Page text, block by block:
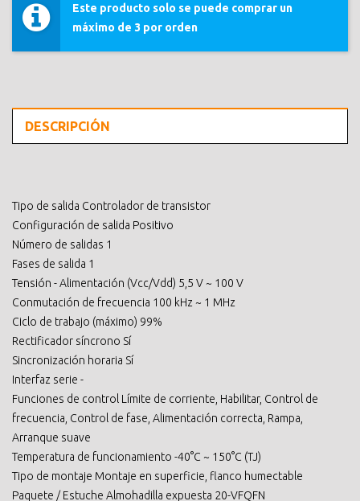
Este producto solo se puede comprar un
máximo de 3 por orden
DESCRIPCIÓN
Tipo de salida Controlador de transistor
Configuración de salida Positivo
Número de salidas 1
Fases de salida 1
Tensión - Alimentación (Vcc/Vdd) 5,5 V ~ 100 V
Conmutación de frecuencia 100 kHz ~ 1 MHz
Ciclo de trabajo (máximo) 99%
Rectificador síncrono Sí
Sincronización horaria Sí
Interfaz serie -
Funciones de control Límite de corriente, Habilitar, Control de
frecuencia, Control de fase, Alimentación correcta, Rampa,
Arranque suave
Temperatura de funcionamiento -40°C ~ 150°C (TJ)
Tipo de montaje Montaje en superficie, flanco humectable
Paquete / Estuche Almohadilla expuesta 20-VFQFN